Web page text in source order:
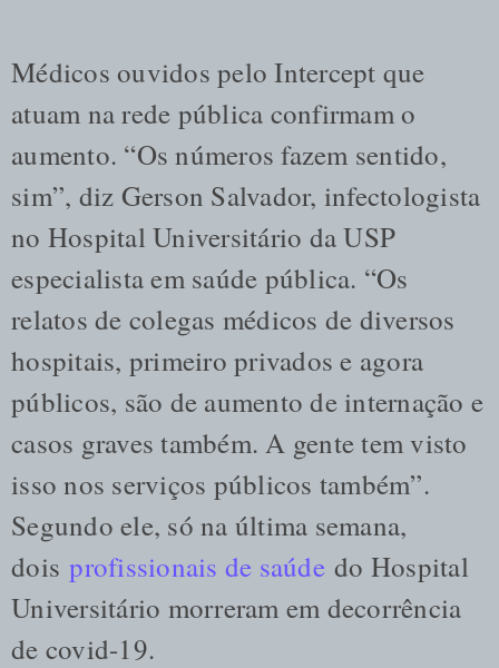
Médicos ouvidos pelo Intercept que
atuam na rede pública confirmam o
aumento. “Os números fazem sentido,
sim”, diz Gerson Salvador, infectologista
no Hospital Universitário da USP
especialista em saúde pública. “Os
relatos de colegas médicos de diversos
hospitais, primeiro privados e agora
públicos, são de aumento de internação e
casos graves também. A gente tem visto
isso nos serviços públicos também”.
Segundo ele, só na última semana,
doisprofissionais de saúdedo Hospital
Universitário morreram em decorrência
de covid-19.